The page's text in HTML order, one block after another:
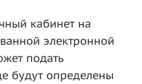
кабинет на
электронной
подать
будут определены